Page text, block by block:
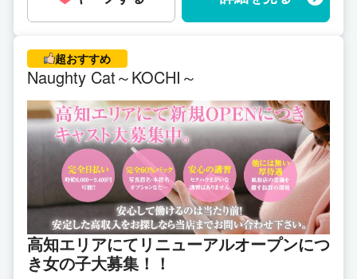
超おすすめ
Naughty Cat～KOCHI～
高知エリアにてリニューアルオープンにつ
き女の子大募集！！